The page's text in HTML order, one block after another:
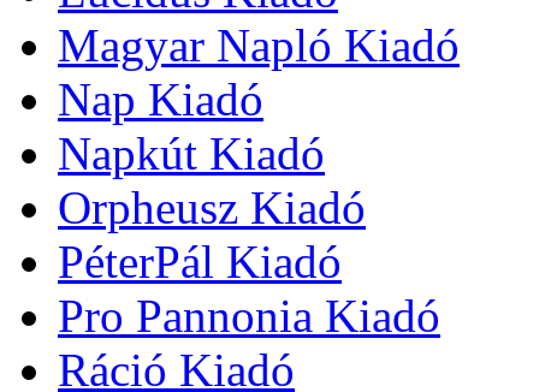
Magyar Napló Kiadó
Nap Kiadó
Napkút Kiadó
Orpheusz Kiadó
PéterPál Kiadó
Pro Pannonia Kiadó
Ráció Kiadó